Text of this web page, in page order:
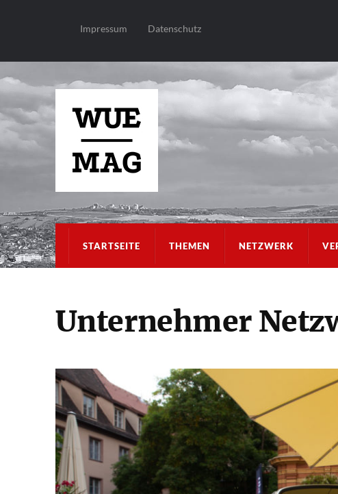
Impressum Datenschutz
STARTSEITE THEMEN NETZWERK
Unternehmer